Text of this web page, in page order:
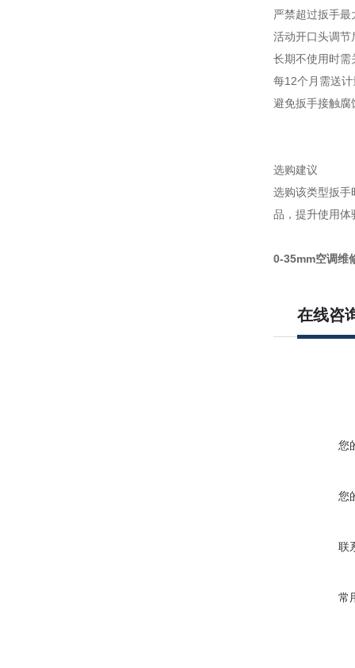
严禁超过扳手
活动开口头调节
长期不使用时需
每12个月需送
避免扳手接触腐
选购建议
选购该类型扳手
品，提升使用体
0-35mm空调维
在线咨
您
您
联
常